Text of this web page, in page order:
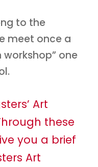
to the
meet once a
one
Art
these
you a brief
Art